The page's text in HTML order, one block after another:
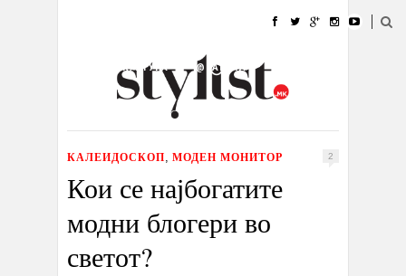
УБАВИНА
КУЛТУРА @РАБОТА
ИЗЛОГ
КАЛЕИДОСКОП, МОДЕН МОНИТОР 2
Кои се најбогатите
модни блогери во
светот?